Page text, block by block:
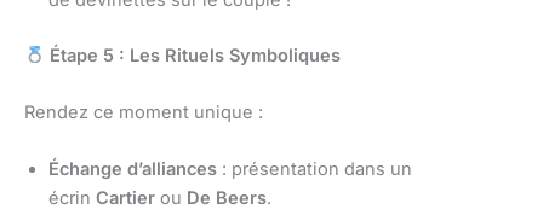
Étape 5 : Les Rituels Symboliques
Rendez ce moment unique :
Échange d’alliances : présentation dans un
écrin Cartier ou De Beers.